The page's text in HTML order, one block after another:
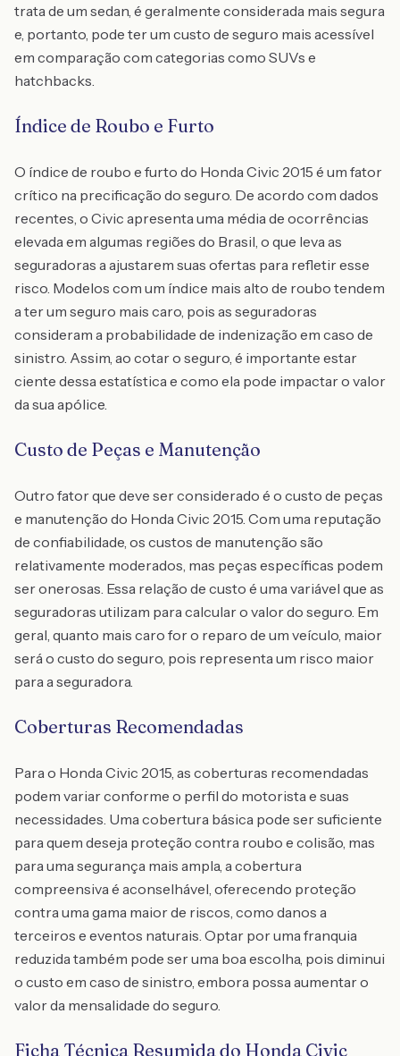
trata de um sedan, é geralmente considerada mais segura
e, portanto, pode ter um custo de seguro mais acessível
em comparação com categorias como SUVs e
hatchbacks.
Índice de Roubo e Furto
O índice de roubo e furto do Honda Civic 2015 é um fator
crítico na precificação do seguro. De acordo com dados
recentes, o Civic apresenta uma média de ocorrências
elevada em algumas regiões do Brasil, o que leva as
seguradoras a ajustarem suas ofertas para refletir esse
risco. Modelos com um índice mais alto de roubo tendem
a ter um seguro mais caro, pois as seguradoras
consideram a probabilidade de indenização em caso de
sinistro. Assim, ao cotar o seguro, é importante estar
ciente dessa estatística e como ela pode impactar o valor
da sua apólice.
Custo de Peças e Manutenção
Outro fator que deve ser considerado é o custo de peças
e manutenção do Honda Civic 2015. Com uma reputação
de confiabilidade, os custos de manutenção são
relativamente moderados, mas peças específicas podem
ser onerosas. Essa relação de custo é uma variável que as
seguradoras utilizam para calcular o valor do seguro. Em
geral, quanto mais caro for o reparo de um veículo, maior
será o custo do seguro, pois representa um risco maior
para a seguradora.
Coberturas Recomendadas
Para o Honda Civic 2015, as coberturas recomendadas
podem variar conforme o perfil do motorista e suas
necessidades. Uma cobertura básica pode ser suficiente
para quem deseja proteção contra roubo e colisão, mas
para uma segurança mais ampla, a cobertura
compreensiva é aconselhável, oferecendo proteção
contra uma gama maior de riscos, como danos a
terceiros e eventos naturais. Optar por uma franquia
reduzida também pode ser uma boa escolha, pois diminui
o custo em caso de sinistro, embora possa aumentar o
valor da mensalidade do seguro.
Ficha Técnica Resumida do Honda Civic